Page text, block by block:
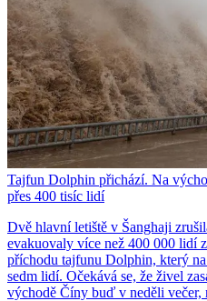
Tajfun Dolphin přichází. Na
přes 400 tisíc lidí
Dvě hlavní letiště v Šanghaji
evakuovaly více než 400 000 lidí
příchodu tajfunu Dolphin, který
sedm lidí. Očekává se, že živel
východě Číny buď v neděli večer,